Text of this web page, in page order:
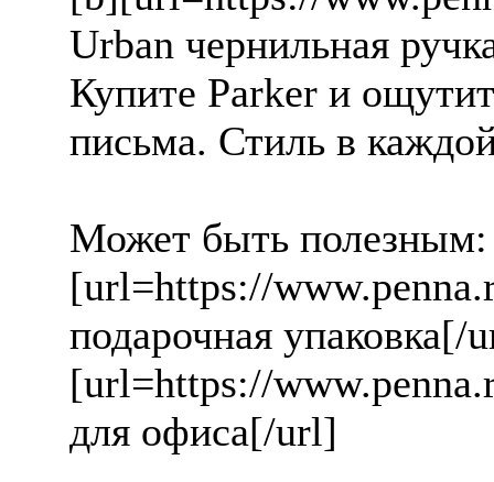
Urban чернильная
Купите Parker и
письма. Стиль в
Может быть полезным:
[url=https://
подарочная упаковка[/
[url=https://
для офиса[/url]